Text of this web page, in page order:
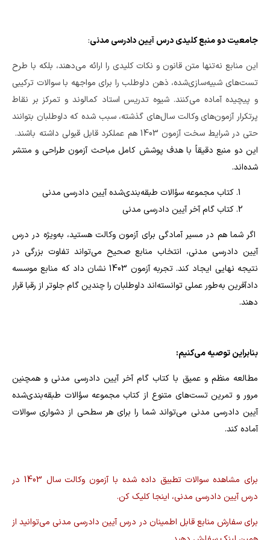
جامعیت دو منبع کلیدی درس آیین دادرسی مدنی:
این منابع نه‌تنها متن قانون و نکات کلیدی را ارائه می‌دهند، بلکه با طرح
تست‌های شبیه‌سازی‌شده، ذهن داوطلب را برای مواجهه با سوالات ترکیبی
و پیچیده آماده می‌کنند. شیوه تدریس استاد کمالوند و تمرکز بر نقاط
پرتکرار آزمون‌های وکالت سال‌های گذشته، سبب شده که داوطلبان بتوانند
حتی در شرایط سخت آزمون 1403 هم عملکرد قابل قبولی داشته باشند.
این دو منبع دقیقاً با هدف پوشش کامل مباحث آزمون طراحی و منتشر
شده‌اند.
کتاب مجموعه سؤالات طبقه‌بندی‌شده آیین دادرسی مدنی
کتاب گام آخر آیین دادرسی مدنی
اگر شما هم در مسیر آمادگی برای آزمون وکالت هستید، به‌ویژه در درس
آیین دادرسی مدنی، انتخاب منابع صحیح می‌تواند تفاوت بزرگی در
نتیجه نهایی ایجاد کند. تجربه آزمون 1403 نشان داد که منابع موسسه
دادآفرین به‌طور عملی توانسته‌اند داوطلبان را چندین گام جلوتر از رقبا قرار
دهند.
بنابراین توصیه می‌کنیم:
مطالعه منظم و عمیق با کتاب گام آخر آیین دادرسی مدنی و همچنین
مرور و تمرین تست‌های متنوع از کتاب مجموعه سؤالات طبقه‌بندی‌شده
آیین دادرسی مدنی می‌تواند شما را برای هر سطحی از دشواری سوالات
آماده کند.
برای مشاهده سوالات تطبیق داده شده با آزمون وکالت سال 1403 در
درس آیین دادرسی مدنی، اینجا کلیک کن.
برای سفارش منابع قابل اطمینان در درس آیین دادرسی مدنی می‌توانید از